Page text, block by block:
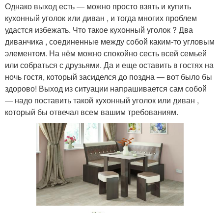
Однако выход есть — можно просто взять и купить
кухонный уголок или диван , и тогда многих проблем
удастся избежать. Что такое кухонный уголок ? Два
диванчика , соединенные между собой каким-то угловым
элементом. На нём можно спокойно сесть всей семьей
или собраться с друзьями. Да и еще оставить в гостях на
ночь гостя, который засиделся до поздна — вот было бы
здорово! Выход из ситуации напрашивается сам собой
— надо поставить такой кухонный уголок или диван ,
который бы отвечал всем вашим требованиям.